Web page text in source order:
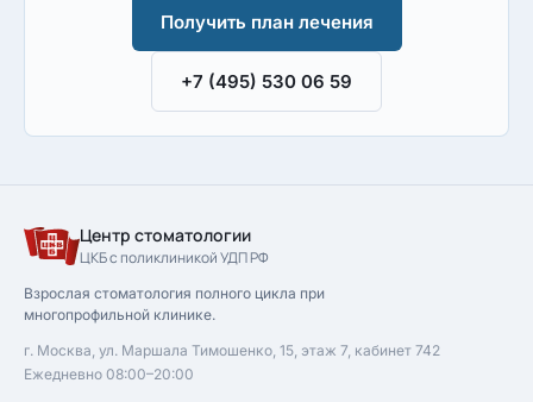
Получить план лечения
+7 (495) 530 06 59
Центр стоматологии
ЦКБ с поликлиникой УДП РФ
Взрослая стоматология полного цикла при
многопрофильной клинике.
г. Москва, ул. Маршала Тимошенко, 15, этаж 7, кабинет 742
Ежедневно 08:00–20:00